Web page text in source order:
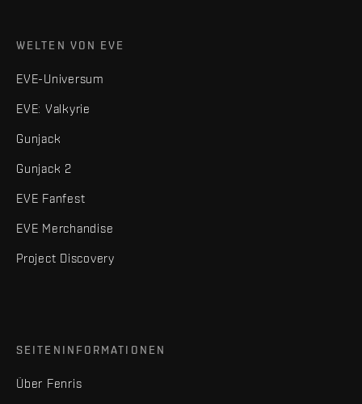
WELTEN VON EVE
EVE-Universum
EVE: Valkyrie
Gunjack
Gunjack 2
EVE Fanfest
EVE Merchandise
Project Discovery
SEITENINFORMATIONEN
Über Fenris